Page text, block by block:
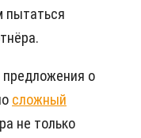
пытаться
предложения о
сложный
не только